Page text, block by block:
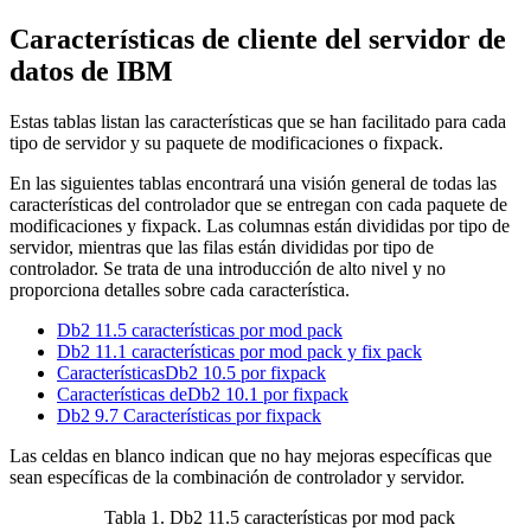
Características de cliente del servidor de
datos de IBM
Estas tablas listan las características que se han facilitado para cada
tipo de servidor y su paquete de modificaciones o fixpack.
En las siguientes tablas encontrará una visión general de todas las
características del controlador que se entregan con cada paquete de
modificaciones y fixpack. Las columnas están divididas por tipo de
servidor, mientras que las filas están divididas por tipo de
controlador. Se trata de una introducción de alto nivel y no
proporciona detalles sobre cada característica.
Db2 11.5 características por mod pack
Db2 11.1 características por mod pack y fix pack
CaracterísticasDb2 10.5 por fixpack
Características deDb2 10.1 por fixpack
Db2 9.7 Características por fixpack
Las celdas en blanco indican que no hay mejoras específicas que
sean específicas de la combinación de controlador y servidor.
Tabla 1. Db2 11.5 características por mod pack